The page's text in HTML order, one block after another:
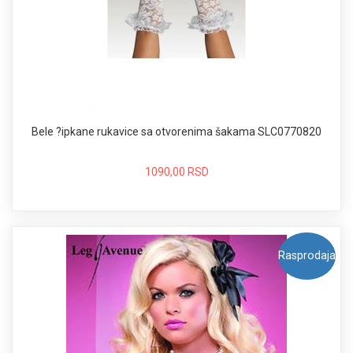
Bele ?ipkane rukavice sa otvorenima šakama SLC0770820
1090,00 RSD
Rasprodaja